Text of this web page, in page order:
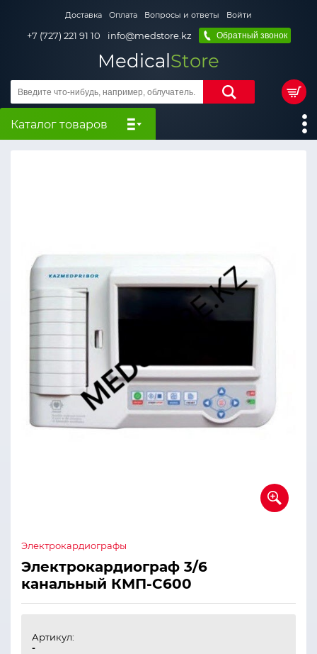
Доставка Оплата Вопросы и ответы Войти
+7 (727) 221 91 10 info@medstore.kz Обратный звонок
MedicalStore
Каталог товаров
Электрокардиографы
Электрокардиограф 3/6
канальный КМП-C600
Артикул:
-